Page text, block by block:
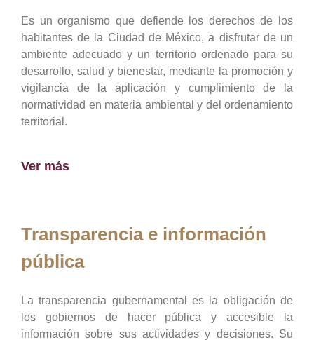
Es un organismo que defiende los derechos de los
habitantes de la Ciudad de México, a disfrutar de un
ambiente adecuado y un territorio ordenado para su
desarrollo, salud y bienestar, mediante la promoción y
vigilancia de la aplicación y cumplimiento de la
normatividad en materia ambiental y del ordenamiento
territorial.
Ver más
Transparencia e información
pública
La transparencia gubernamental es la obligación de
los gobiernos de hacer pública y accesible la
información sobre sus actividades y decisiones. Su